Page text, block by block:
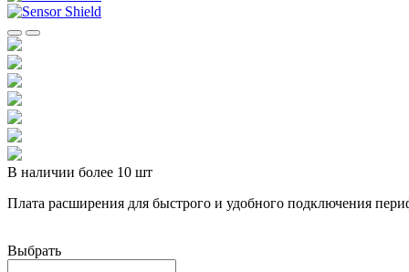
В наличии более 10 шт
Плата расширения для быстрого и удобного подключения
Выбрать